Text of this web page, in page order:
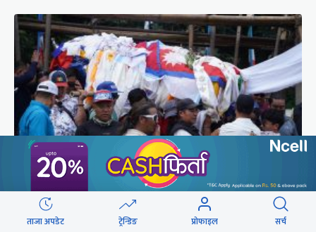
पर्वतारोही पुरबहादुर गुरुङको अन्त्येष्टि (तस्वीरहरू)
ताजा अपडेट ट्रेन्डिङ प्रोफाइल सर्च